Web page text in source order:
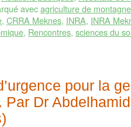
avecagriculture de montagne
, CRRA Meknes, INRA, INRA
, Rencontres, sciences du
pour la
Par Dr